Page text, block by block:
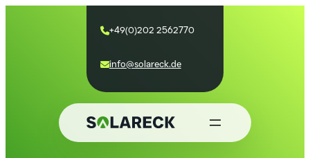
+49(0)202 2562770
info@solareck.de